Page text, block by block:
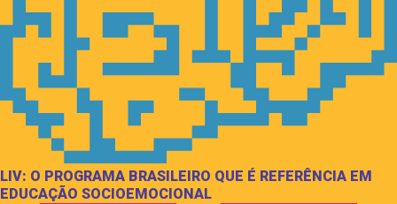
LIV: O PROGRAMA BRASILEIRO QUE É REFERÊNCIA EM
EDUCAÇÃO SOCIOEMOCIONAL